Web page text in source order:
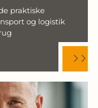
praktiske
og logistik